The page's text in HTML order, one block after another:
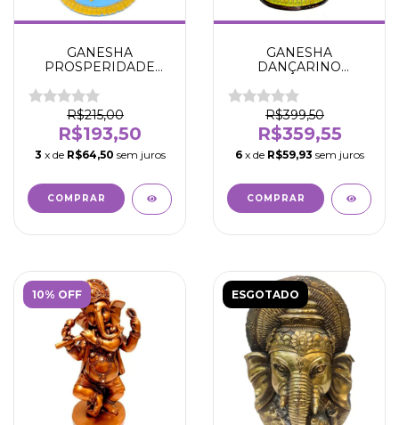
GANESHA
PROSPERIDADE
SABEDORIA -
PROTEÇÃO -
RIQUEZA -
ABUNDÂNCIA -
REMOVEDOR DE
R$215,00
R$193,50
3 x de R$64,50 sem juros
GANESHA
DANÇARINO
Sucesso -
Prosperidade- Abre
Caminhos - Sabedoria
- Intelecto - Remove
obstáculos -
R$399,50
R$359,55
6 x de R$59,93 sem juros
10% OFF ESGOTADO